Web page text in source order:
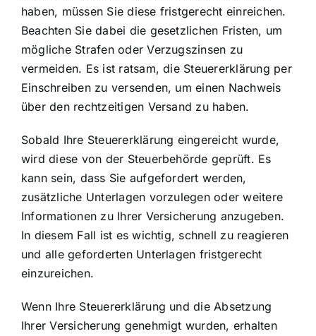
haben, müssen Sie diese fristgerecht einreichen.
Beachten Sie dabei die gesetzlichen Fristen, um
mögliche Strafen oder Verzugszinsen zu
vermeiden. Es ist ratsam, die Steuererklärung per
Einschreiben zu versenden, um einen Nachweis
über den rechtzeitigen Versand zu haben.
Sobald Ihre Steuererklärung eingereicht wurde,
wird diese von der Steuerbehörde geprüft. Es
kann sein, dass Sie aufgefordert werden,
zusätzliche Unterlagen vorzulegen oder weitere
Informationen zu Ihrer Versicherung anzugeben.
In diesem Fall ist es wichtig, schnell zu reagieren
und alle geforderten Unterlagen fristgerecht
einzureichen.
Wenn Ihre Steuererklärung und die Absetzung
Ihrer Versicherung genehmigt wurden, erhalten